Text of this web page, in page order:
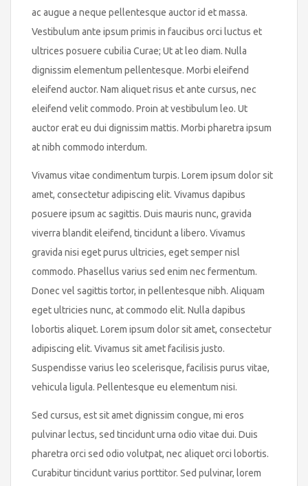
ac augue a neque pellentesque auctor id et massa.
Vestibulum ante ipsum primis in faucibus orci luctus et
ultrices posuere cubilia Curae; Ut at leo diam. Nulla
dignissim elementum pellentesque. Morbi eleifend
eleifend auctor. Nam aliquet risus et ante cursus, nec
eleifend velit commodo. Proin at vestibulum leo. Ut
auctor erat eu dui dignissim mattis. Morbi pharetra ipsum
at nibh commodo interdum.
Vivamus vitae condimentum turpis. Lorem ipsum dolor sit
amet, consectetur adipiscing elit. Vivamus dapibus
posuere ipsum ac sagittis. Duis mauris nunc, gravida
viverra blandit eleifend, tincidunt a libero. Vivamus
gravida nisi eget purus ultricies, eget semper nisl
commodo. Phasellus varius sed enim nec fermentum.
Donec vel sagittis tortor, in pellentesque nibh. Aliquam
eget ultricies nunc, at commodo elit. Nulla dapibus
lobortis aliquet. Lorem ipsum dolor sit amet, consectetur
adipiscing elit. Vivamus sit amet facilisis justo.
Suspendisse varius leo scelerisque, facilisis purus vitae,
vehicula ligula. Pellentesque eu elementum nisi.
Sed cursus, est sit amet dignissim congue, mi eros
pulvinar lectus, sed tincidunt urna odio vitae dui. Duis
pharetra orci sed odio volutpat, nec aliquet orci lobortis.
Curabitur tincidunt varius porttitor. Sed pulvinar, lorem